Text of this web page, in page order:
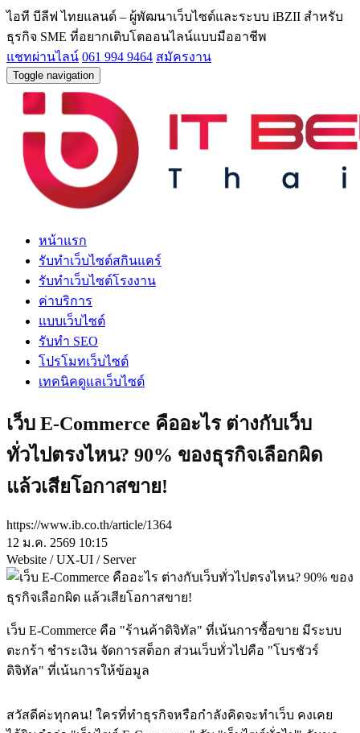
ไอที บีลีฟ ไทยแลนด์ – ผู้พัฒนาเว็บไซต์และระบบ iBZII สำหรับ
ธุรกิจ SME ที่อยากเติบโตออนไลน์แบบมืออาชีพ
แชทผ่านไลน์ 061 994 9464 สมัครงาน
Toggle navigation
หน้าแรก
รับทำเว็บไซต์สกินแคร์
รับทำเว็บไซต์โรงงาน
ค่าบริการ
แบบเว็บไซต์
รับทำ SEO
โปรโมทเว็บไซต์
เทคนิคดูแลเว็บไซต์
เว็บ E-Commerce คืออะไร ต่างกับเว็บ
ทั่วไปตรงไหน? 90% ของธุรกิจเลือกผิด
แล้วเสียโอกาสขาย!
https://www.ib.co.th/article/1364
12 ม.ค. 2569 10:15
Website / UX-UI / Server
เว็บ E-Commerce คือ "ร้านค้าดิจิทัล" ที่เน้นการซื้อขาย มีระบบ
ตะกร้า ชำระเงิน จัดการสต็อก ส่วนเว็บทั่วไปคือ "โบรชัวร์
ดิจิทัล" ที่เน้นการให้ข้อมูล
สวัสดีค่ะทุกคน! ใครที่ทำธุรกิจหรือกำลังคิดจะทำเว็บ คงเคย